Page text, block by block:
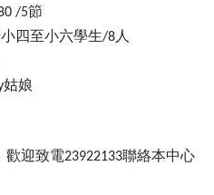
/5節
四至小六學⽣/8人
姑娘
歡迎致電23922133聯絡本中心